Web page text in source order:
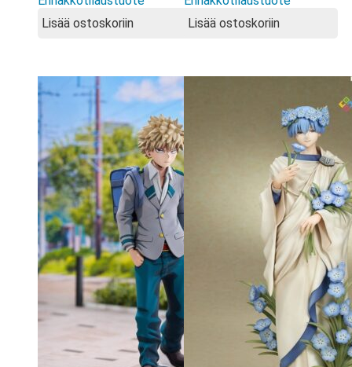
Lisää ostoskoriin
Lisää ostoskoriin